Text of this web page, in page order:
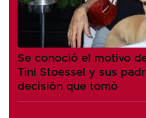
Se conoció el motivo
Tini Stoessel y sus
decisión que tomó